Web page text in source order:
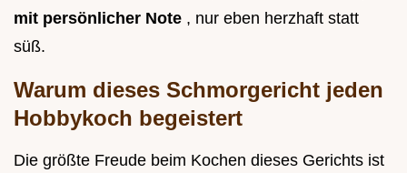
mit persönlicher Note , nur eben herzhaft statt
süß.
Warum dieses Schmorgericht jeden
Hobbykoch begeistert
Die größte Freude beim Kochen dieses Gerichts ist